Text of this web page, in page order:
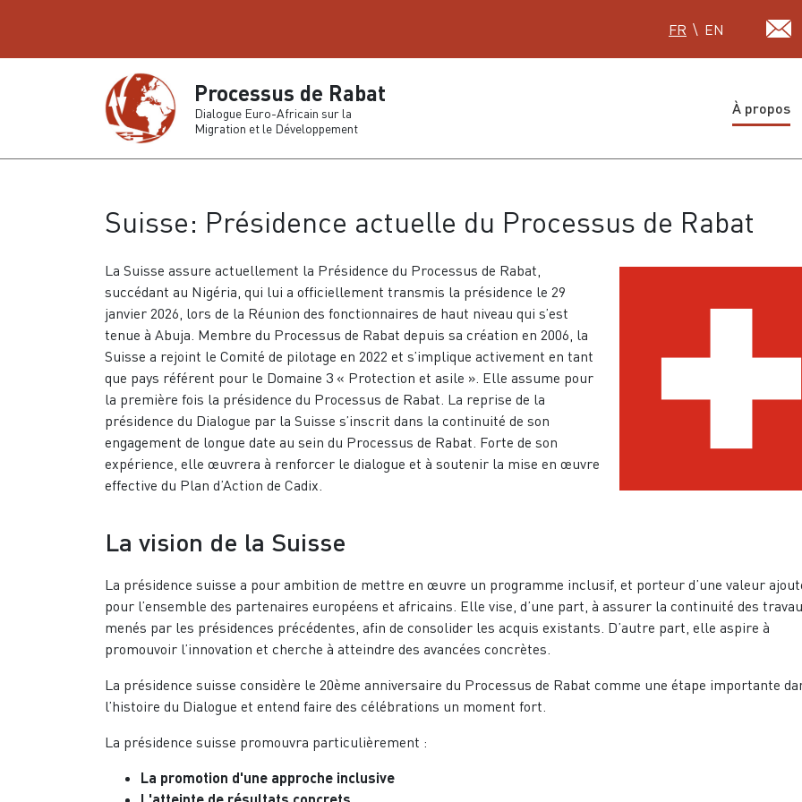
Sélectionnez votre
FR EN
Processus de Rabat
Dialogue Euro-Africain sur la
Migration et le Développement
À propos
Suisse: Présidence actuelle du Processus de Rabat
La Suisse assure actuellement la Présidence du Processus de Rabat,
succédant au Nigéria, qui lui a officiellement transmis la présidence le 29
janvier 2026, lors de la Réunion des fonctionnaires de haut niveau qui s’est
tenue à Abuja. Membre du Processus de Rabat depuis sa création en 2006, la
Suisse a rejoint le Comité de pilotage en 2022 et s’implique activement en tant
que pays référent pour le Domaine 3 « Protection et asile ». Elle assume pour
la première fois la présidence du Processus de Rabat. La reprise de la
présidence du Dialogue par la Suisse s’inscrit dans la continuité de son
engagement de longue date au sein du Processus de Rabat. Forte de son
expérience, elle œuvrera à renforcer le dialogue et à soutenir la mise en œuvre
effective du Plan d’Action de Cadix.
La vision de la Suisse
La présidence suisse a pour ambition de mettre en œuvre un programme inclusif, et porteur d’une valeur
pour l’ensemble des partenaires européens et africains. Elle vise, d’une part, à assurer la continuité des
menés par les présidences précédentes, afin de consolider les acquis existants. D’autre part, elle aspire à
promouvoir l’innovation et cherche à atteindre des avancées concrètes.
La présidence suisse considère le 20ème anniversaire du Processus de Rabat comme une étape importante
l’histoire du Dialogue et entend faire des célébrations un moment fort.
La présidence suisse promouvra particulièrement :
La promotion d'une approche inclusive
L'atteinte de résultats concrets